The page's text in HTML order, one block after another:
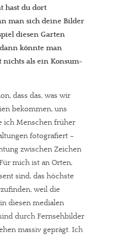
hast du dort
man sich deine Bilder
diesen Garten
könnte man
als ein Konsum-
dass das, was wir
bekommen, uns
ich Menschen früher
fotografiert –
zwischen Zeichen
mich ist an Orten,
sind, das höchste
weil die
diesen medialen
durch Fernsehbilder
massiv geprägt. Ich